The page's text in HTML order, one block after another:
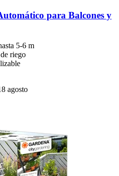
para Balcones y
5-6 m
riego
agosto